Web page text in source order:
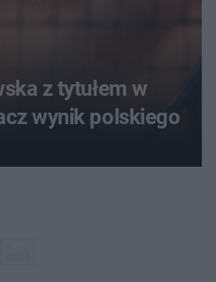
z tytułem w
wynik polskiego